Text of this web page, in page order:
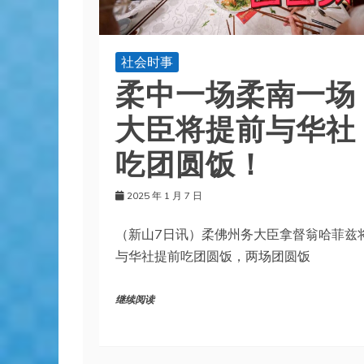
社会时事
柔中一场柔南一场
大臣将提前与华社
吃团圆饭！
2025 年 1 月 7 日
（新山7日讯）柔佛州务大臣拿督翁哈菲兹
与华社提前吃团圆饭，两场团圆饭
继续阅读